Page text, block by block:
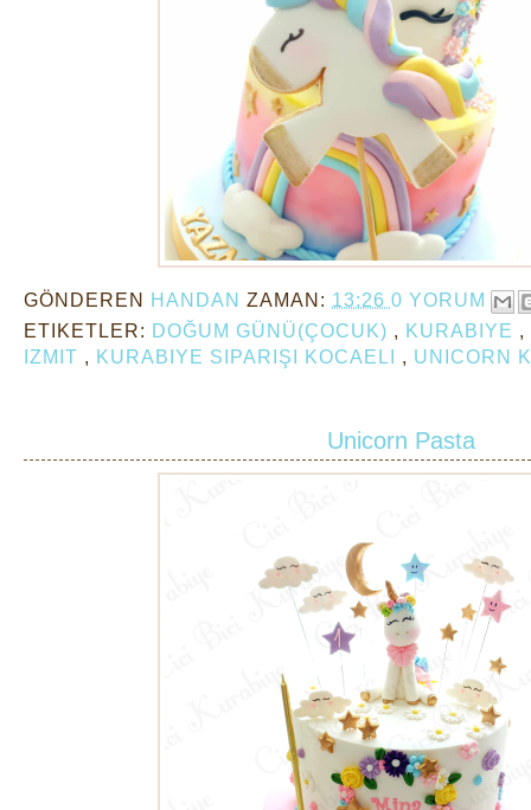
GÖNDEREN HANDAN ZAMAN: 13:26 0 YORUM
ETIKETLER: DOĞUM GÜNÜ(ÇOCUK) , KURABIYE ,
IZMIT , KURABIYE SIPARIŞI KOCAELI , UNICORN
Unicorn Pasta